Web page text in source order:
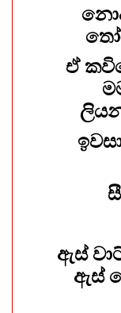
ඒ
ඇස්
ඇස්